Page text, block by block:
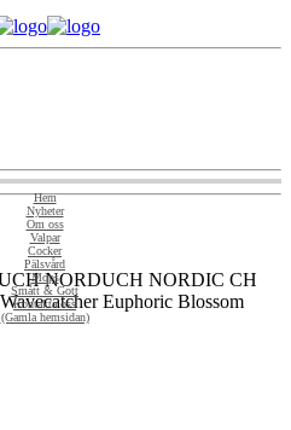
Hem
Nyheter
Om oss
Valpar
Cocker
Pälsvård
Mops
Smått & Gott
Kontakta oss
(Gamla hemsidan)